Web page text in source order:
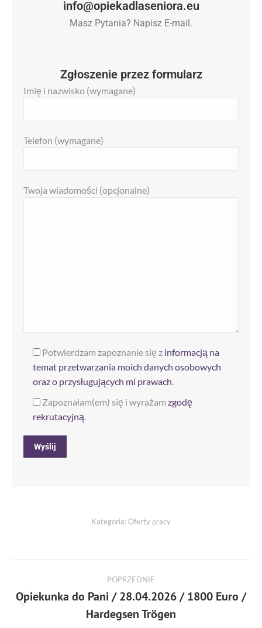
info@opiekadlaseniora.eu
Masz Pytania? Napisz E-mail.
Zgłoszenie przez formularz
Imię i nazwisko (wymagane)
Telefon (wymagane)
Twoja wiadomości (opcjonalne)
Potwierdzam zapoznanie się z informacją na
temat przetwarzania moich danych osobowych
oraz o przysługujących mi prawach.
Zapoznałam(em) się i wyrażam zgodę
rekrutacyjną.
Kategoria:Oferty pracy
POPRZEDNIE
Opiekunka do Pani / 28.04.2026 / 1800 Euro /
Hardegsen Trögen